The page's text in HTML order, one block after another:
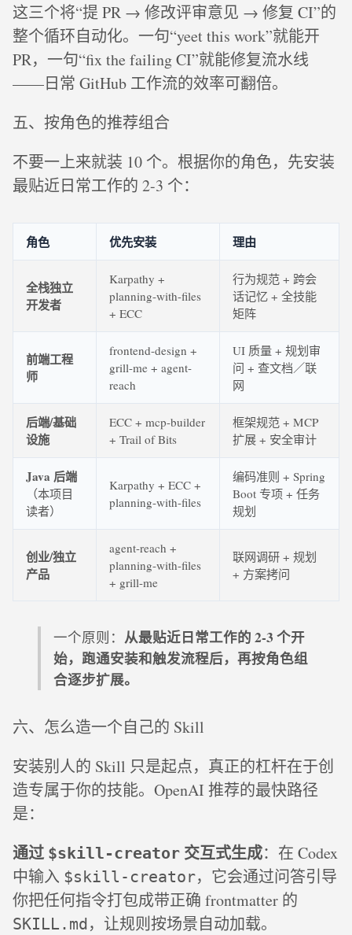
这三个将“提 PR → 修改评审意见 → 修复 CI”的
整个循环自动化。一句“yeet this work”就能开
PR，一句“fix the failing CI”就能修复流水线
——日常 GitHub 工作流的效率可翻倍。
五、按角色的推荐组合
不要一上来就装 10 个。根据你的角色，先安装
最贴近日常工作的 2-3 个：
角色 优先安装 理由
全栈独立
开发者
Karpathy +
planning-with-files
+ ECC
行为规范 + 跨会
话记忆 + 全技能
矩阵
前端工程
师
frontend-design +
grill-me + agent-
reach
UI 质量 + 规划审
问 + 查文档／联
网
后端/基础
设施
ECC + mcp-builder
+ Trail of Bits
框架规范 + MCP
扩展 + 安全审计
Java 后端
（本项目
读者）
Karpathy + ECC +
planning-with-files
编码准则 + Spring
Boot 专项 + 任务
规划
创业/独立
产品
agent-reach +
planning-with-files
+ grill-me
联网调研 + 规划
+ 方案拷问
一个原则： 从最贴近日常工作的 2-3 个开
始，跑通安装和触发流程后，再按角色组
合逐步扩展。
六、怎么造一个自己的 Skill
安装别人的 Skill 只是起点，真正的杠杆在于创
造专属于你的技能。OpenAI 推荐的最快路径
是：
通过 $skill-creator 交互式生成：在 Codex
中输入 $skill-creator，它会通过问答引导
你把任何指令打包成带正确 frontmatter 的
SKILL.md，让规则按场景自动加载。